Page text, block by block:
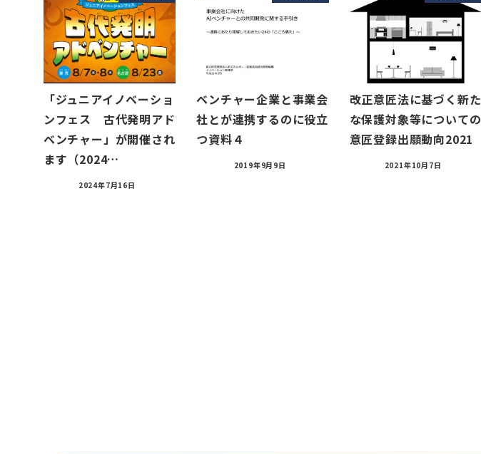
「ジュニアイノベーショ
ンフェス 古代発明アド
ベンチャー」が開催され
ます（2024…
2024年7月16日
ベンチャー企業と事業会
社とが連携するのに役立
つ資料４
2019年9月9日
改正意匠法に基づく新た
な保護対象等についての
意匠登録出願動向2021
2021年10月7日